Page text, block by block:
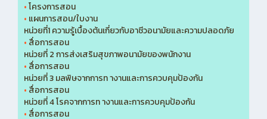
•โครงการสอน
• แผนการสอน/ใบงาน
หน่วยที่1 ความรู้เบื้องต้นเกี่ยวกับอาชีวอนามัยและความปลอดภัย
• สื่อการสอน
หน่วยที่ 2 การส่งเสริมสุขภาพอนามัยของพนักงาน
• สื่อการสอน
หน่วยที่ 3 มลพิษจากการท างานและการควบคุมป้องกัน
• สื่อการสอน
หน่วยที่ 4 โรคจากการท างานและการควบคุมป้องกัน
• สื่อการสอน